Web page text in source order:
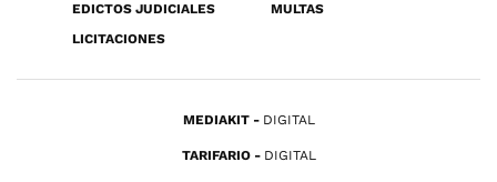
EDICTOS JUDICIALES
MULTAS
LICITACIONES
MEDIAKIT DIGITAL
TARIFARIO DIGITAL